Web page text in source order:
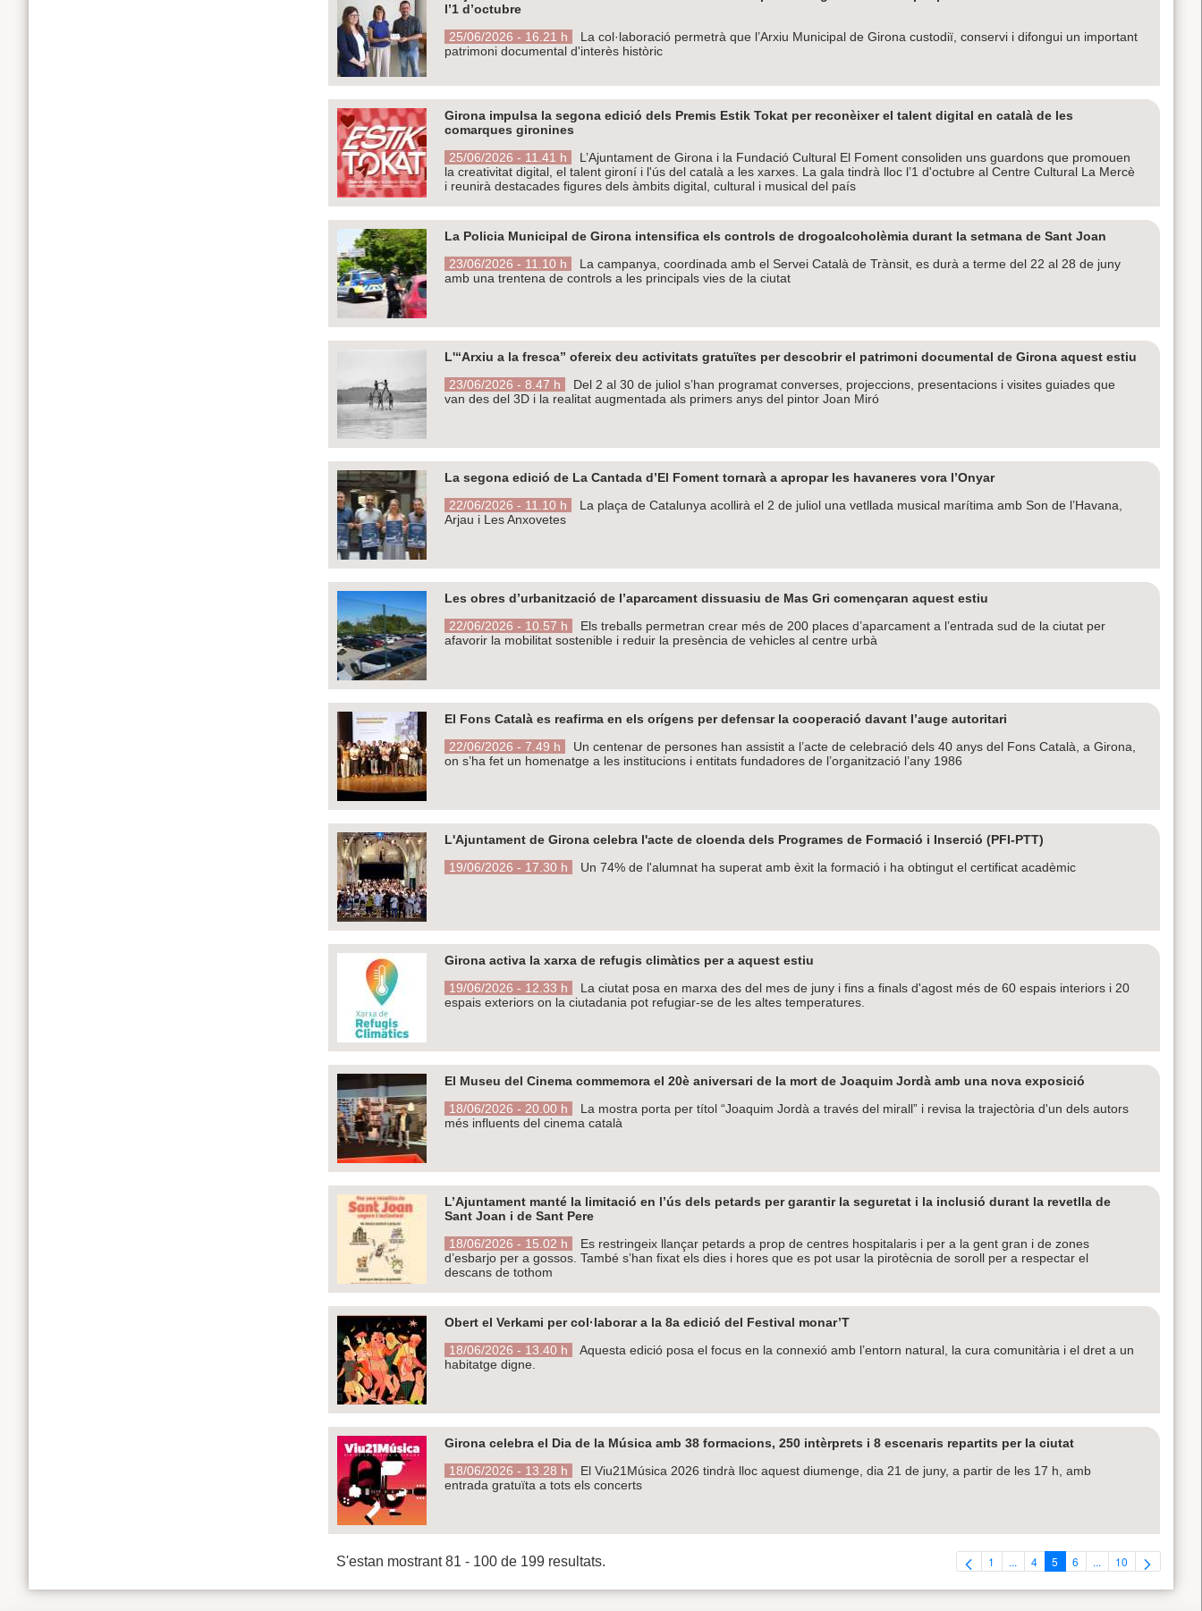
l’1 d’octubre
25/06/2026 - 16.21 h
La col·laboració permetrà que l’Arxiu Municipal de Girona custodiï, conservi i difongui un important
patrimoni documental d'interès històric
Girona impulsa la segona edició dels Premis Estik Tokat per reconèixer el talent digital en català de les
comarques gironines
25/06/2026 - 11.41 h
L’Ajuntament de Girona i la Fundació Cultural El Foment consoliden uns guardons que promouen
la creativitat digital, el talent gironí i l'ús del català a les xarxes. La gala tindrà lloc l’1 d'octubre al Centre Cultural La Mercè
i reunirà destacades figures dels àmbits digital, cultural i musical del país
La Policia Municipal de Girona intensifica els controls de drogoalcoholèmia durant la setmana de Sant Joan
23/06/2026 - 11.10 h
La campanya, coordinada amb el Servei Català de Trànsit, es durà a terme del 22 al 28 de juny
amb una trentena de controls a les principals vies de la ciutat
L'“Arxiu a la fresca” ofereix deu activitats gratuïtes per descobrir el patrimoni documental de Girona aquest estiu
23/06/2026 - 8.47 h
Del 2 al 30 de juliol s’han programat converses, projeccions, presentacions i visites guiades que
van des del 3D i la realitat augmentada als primers anys del pintor Joan Miró
La segona edició de La Cantada d’El Foment tornarà a apropar les havaneres vora l’Onyar
22/06/2026 - 11.10 h
La plaça de Catalunya acollirà el 2 de juliol una vetllada musical marítima amb Son de l’Havana,
Arjau i Les Anxovetes
Les obres d’urbanització de l’aparcament dissuasiu de Mas Gri començaran aquest estiu
22/06/2026 - 10.57 h
Els treballs permetran crear més de 200 places d’aparcament a l’entrada sud de la ciutat per
afavorir la mobilitat sostenible i reduir la presència de vehicles al centre urbà
El Fons Català es reafirma en els orígens per defensar la cooperació davant l’auge autoritari
22/06/2026 - 7.49 h
Un centenar de persones han assistit a l’acte de celebració dels 40 anys del Fons Català, a Girona,
on s’ha fet un homenatge a les institucions i entitats fundadores de l’organització l’any 1986
L'Ajuntament de Girona celebra l'acte de cloenda dels Programes de Formació i Inserció (PFI-PTT)
19/06/2026 - 17.30 h
Un 74% de l'alumnat ha superat amb èxit la formació i ha obtingut el certificat acadèmic
Girona activa la xarxa de refugis climàtics per a aquest estiu
19/06/2026 - 12.33 h
La ciutat posa en marxa des del mes de juny i fins a finals d'agost més de 60 espais interiors i 20
espais exteriors on la ciutadania pot refugiar-se de les altes temperatures.
El Museu del Cinema commemora el 20è aniversari de la mort de Joaquim Jordà amb una nova exposició
18/06/2026 - 20.00 h
La mostra porta per títol “Joaquim Jordà a través del mirall” i revisa la trajectòria d'un dels autors
més influents del cinema català
L’Ajuntament manté la limitació en l’ús dels petards per garantir la seguretat i la inclusió durant la revetlla de
Sant Joan i de Sant Pere
18/06/2026 - 15.02 h
Es restringeix llançar petards a prop de centres hospitalaris i per a la gent gran i de zones
d’esbarjo per a gossos. També s’han fixat els dies i hores que es pot usar la pirotècnia de soroll per a respectar el
descans de tothom
Obert el Verkami per col·laborar a la 8a edició del Festival monar’T
18/06/2026 - 13.40 h
Aquesta edició posa el focus en la connexió amb l’entorn natural, la cura comunitària i el dret a un
habitatge digne.
Girona celebra el Dia de la Música amb 38 formacions, 250 intèrprets i 8 escenaris repartits per la ciutat
18/06/2026 - 13.28 h
El Viu21Música 2026 tindrà lloc aquest diumenge, dia 21 de juny, a partir de les 17 h, amb
entrada gratuïta a tots els concerts
S'estan mostrant 81 - 100 de 199 resultats. Pàgina
1 ...Pàgines intermèdies Utilitzeu TAB per
Pàgina
4 Pàgina
5 Pàgina
6 ...Pàgines intermèdies
Pàgina
10